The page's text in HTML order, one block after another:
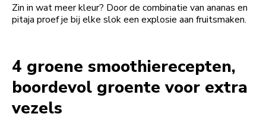
Zin in wat meer kleur? Door de combinatie van ananas en
pitaja proef je bij elke slok een explosie aan fruitsmaken.
4 groene smoothierecepten,
boordevol groente voor extra
vezels